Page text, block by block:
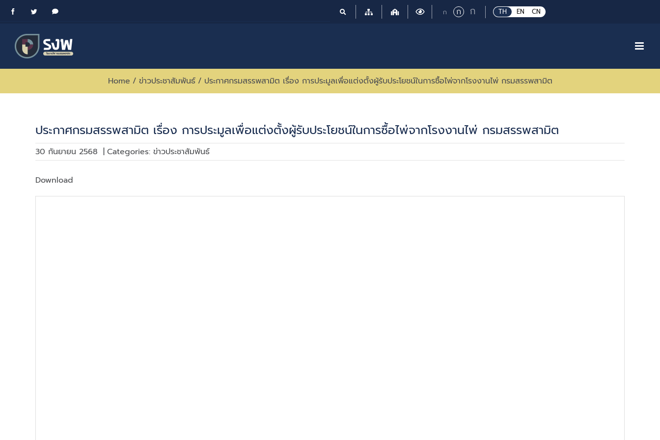
Skip
FacebookTwitter Messenger TH EN CN
ก Small
กRegular
กLarge
font
Home / ข่าวประชาสัมพันธ์ / ประกาศกรมสรรพสามิต เรื่อง การประมูลเพื่อแต่งตั้งผู้รับประโยชน์ในการซื้อไพ่จากโรงงานไพ่ กรมสรรพสามิต
ประกาศกรมสรรพสามิต เรื่อง การประมูลเพื่อแต่งตั้งผู้รับประโยชน์ในการซื้อไพ่จากโรงงานไพ่ กรมสรรพสามิต
30 กันยายน 2568 | Categories: ข่าวประชาสัมพันธ์
Download